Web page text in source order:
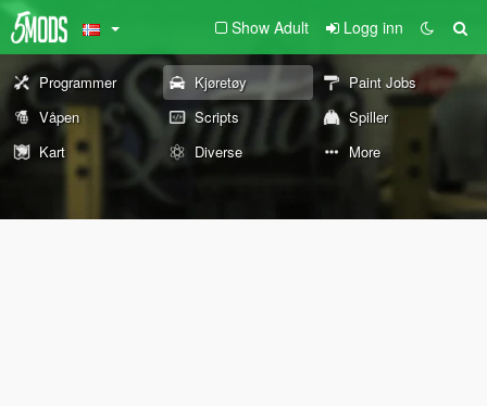
Show Adult Logg inn
Programmer Kjøretøy
Paint Jobs
Våpen
Scripts
Spiller
Kart
Diverse More